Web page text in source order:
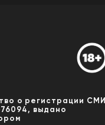
о регистрации СМИ
выдано